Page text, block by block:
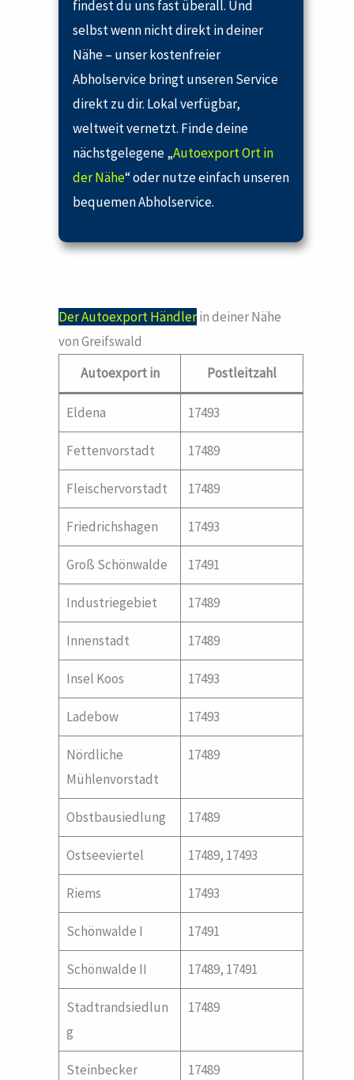
findest du uns fast überall. Und
selbst wenn nicht direkt in deiner
Nähe – unser kostenfreier
Abholservice bringt unseren Service
direkt zu dir. Lokal verfügbar,
weltweit vernetzt. Finde deine
nächstgelegene „Autoexport Ort in
der Nähe“ oder nutze einfach unseren
bequemen Abholservice.
Der Autoexport Händlerin deiner Nähe
von Greifswald
Autoexport in
Postleitzahl
Eldena 17493
Fettenvorstadt 17489
Fleischervorstadt 17489
Friedrichshagen 17493
Groß Schönwalde 17491
Industriegebiet 17489
Innenstadt 17489
Insel Koos 17493
Ladebow 17493
Nördliche
Mühlenvorstadt
17489
Obstbausiedlung 17489
Ostseeviertel 17489, 17493
Riems 17493
Schönwalde I 17491
Schönwalde II 17489, 17491
Stadtrandsiedlun
g
17489
Steinbecker
17489